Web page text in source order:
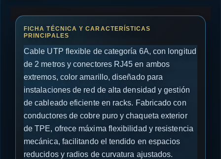
Cable UTP flexible de categoría 6A, con longitud
de 2 metros y conectores RJ45 en ambos
extremos, color amarillo, diseñado para
instalaciones de red de alta densidad y gestión
de cableado eficiente en racks. Fabricado con
conductores de cobre puro y chaqueta exterior
de TPE, ofrece máxima flexibilidad y resistencia
mecánica, facilitando el tendido en espacios
reducidos y radios de curvatura ajustados.